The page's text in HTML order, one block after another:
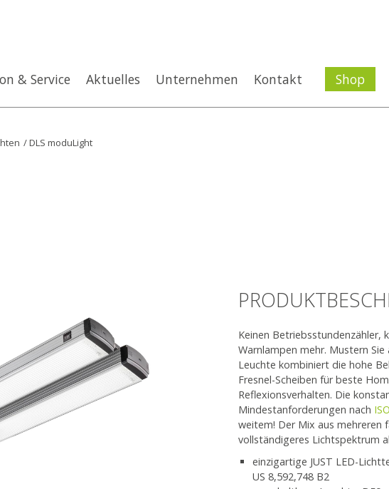
& Service Aktuelles Unternehmen Kontakt Shop
/DLS moduLight
Keinen Betriebsstundenzähler,
Warnlampen mehr. Mustern
Leuchte kombiniert die hohe
Fresnel-Scheiben für beste
Reflexionsverhalten. Die
Mindestanforderungen nach
weitem! Der Mix aus mehreren
vollständigeres Lichtspektrum
einzigartige JUST LED-
US 8,592,748 B2